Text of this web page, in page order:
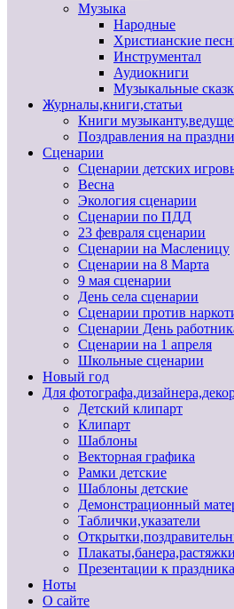
Музыка
Народные
Христианские
Инструментал
Аудиокниги
Музыкальные
Журналы,книги,статьи
Книги
Поздравления на
Сценарии
Сценарии детских
Весна
Экология сценарии
Сценарии по ПДД
23 февраля сценарии
Сценарии на Масленицу
Сценарии на 8 Марта
9 мая сценарии
День села сценарии
Сценарии против
Сценарии День
Сценарии на 1 апреля
Школьные сценарии
Новый год
Для
Детский клипарт
Клипарт
Шаблоны
Векторная графика
Рамки детские
Шаблоны детские
Демонстрационный
Таблички,указатели
Плакаты,банера,растяжки
Презентации к
Ноты
О сайте